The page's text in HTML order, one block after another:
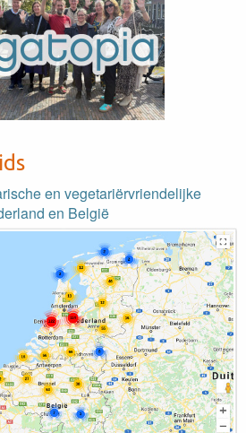
en vegetariërvriendelijke
en België